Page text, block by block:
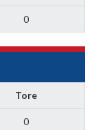
0
Tore
0